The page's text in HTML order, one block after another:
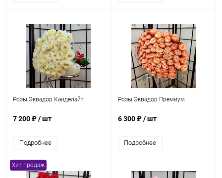
Розы Эквадор Канделайт
7 200 ₽/ шт
Подробнее
Розы Эквадор Премиум
6 300 ₽/ шт
Подробнее
Хит продаж